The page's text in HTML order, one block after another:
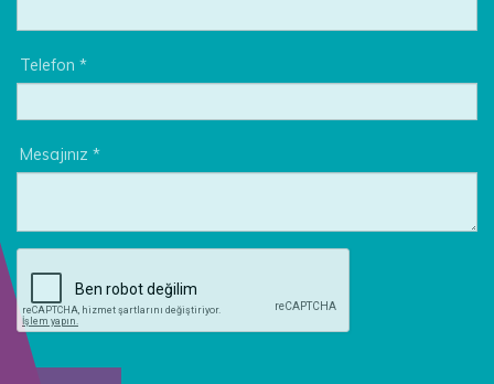
Telefon *
Mesajınız *